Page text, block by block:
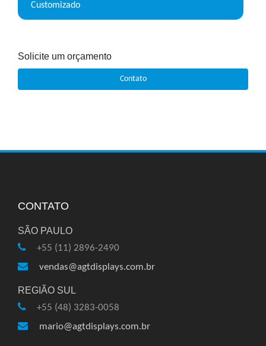
Customizado
Solicite um orçamento
Contato
CONTATO
SÃO PAULO
+55 (11) 2896-2490
vendas@agtdisplays.com.br
REGIÃO SUL
+55 (48) 3283-0058
mario@agtdisplays.com.br